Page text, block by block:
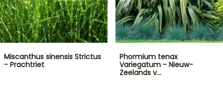
Miscanthus sinensis Strictus
- Prachtriet
Phormium tenax
Variegatum - Nieuw-
Zeelands v…